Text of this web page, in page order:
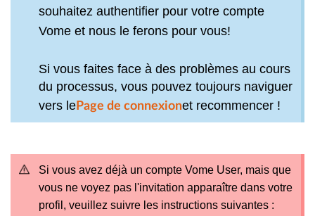
souhaitez authentifier pour votre compte
Vome et nous le ferons pour vous!
Si vous faites face à des problèmes au cours
du processus, vous pouvez toujours naviguer
vers lePage de connexionet recommencer !
Si vous avez déjà un compte Vome User, mais que
vous ne voyez pas l'invitation apparaître dans votre
profil, veuillez suivre les instructions suivantes :